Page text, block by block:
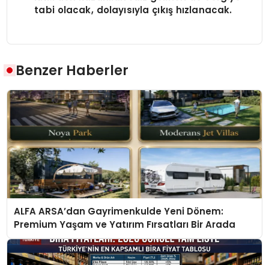
tabi olacak, dolayısıyla çıkış hızlanacak.
Benzer Haberler
ALFA ARSA’dan Gayrimenkulde Yeni Dönem:
Premium Yaşam ve Yatırım Fırsatları Bir Arada